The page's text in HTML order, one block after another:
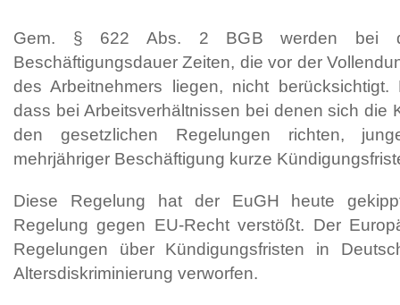
Gem. § 622 Abs. 2 BGB werden bei
Beschäftigungsdauer Zeiten, die vor der
des Arbeitnehmers liegen, nicht
dass bei Arbeitsverhältnissen bei denen sich die
den gesetzlichen Regelungen richten,
mehrjähriger Beschäftigung kurze
Diese Regelung hat der EuGH heute
Regelung gegen EU-Recht verstößt. Der
Regelungen über Kündigungsfristen in
Altersdiskriminierung verworfen.